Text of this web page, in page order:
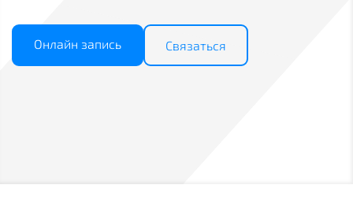
Онлайн запись Связаться